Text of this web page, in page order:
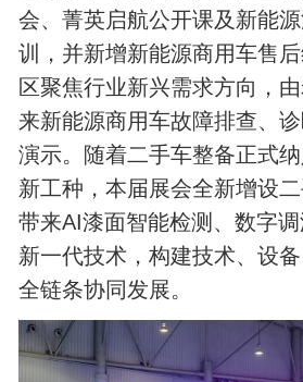
会、菁英启航公开课及新能
训，并新增新能源商用车售
区聚焦行业新兴需求方向，
来新能源商用车故障排查、
演示。随着二手车整备正式
新工种，本届展会全新增设二
带来AI漆面智能检测、数字
新一代技术，构建技术、设
全链条协同发展。